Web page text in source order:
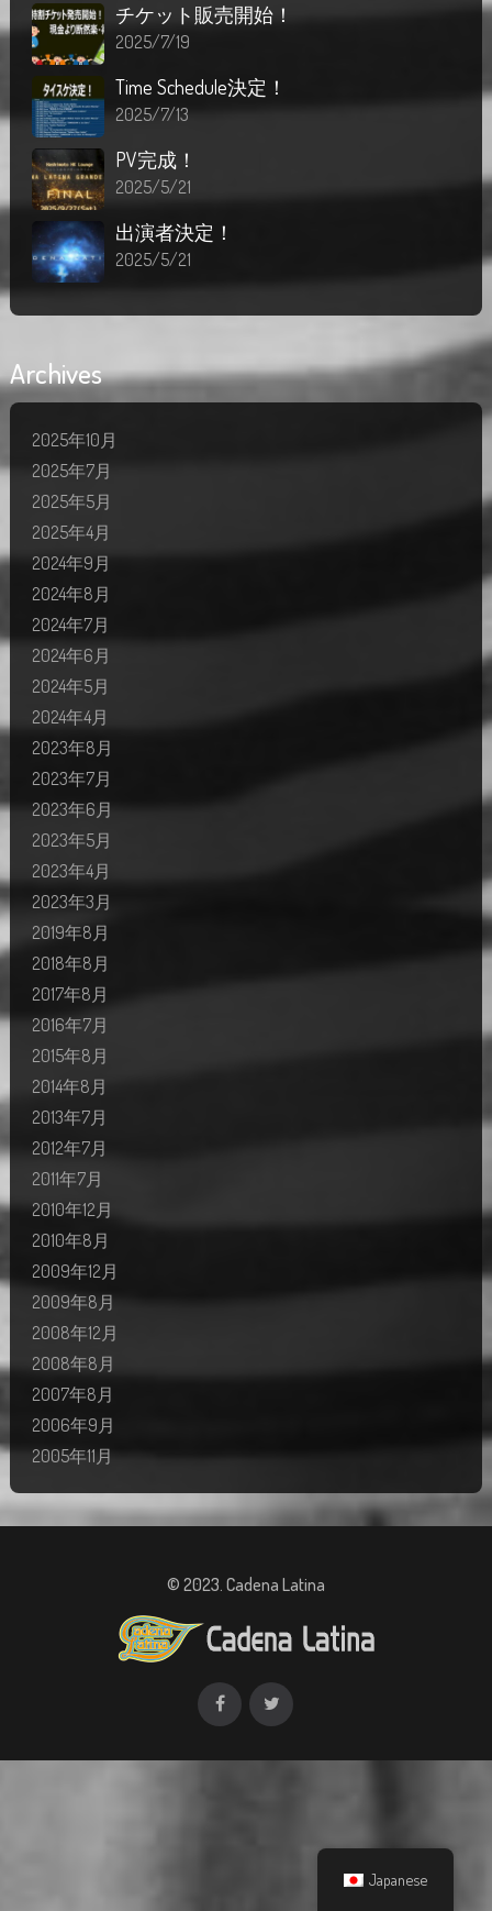
チケット販売開始！
2025/7/19
Time Schedule決定！
2025/7/13
PV完成！
2025/5/21
出演者決定！
2025/5/21
Archives
2025年10月
2025年7月
2025年5月
2025年4月
2024年9月
2024年8月
2024年7月
2024年6月
2024年5月
2024年4月
2023年8月
2023年7月
2023年6月
2023年5月
2023年4月
2023年3月
2019年8月
2018年8月
2017年8月
2016年7月
2015年8月
2014年8月
2013年7月
2012年7月
2011年7月
2010年12月
2010年8月
2009年12月
2009年8月
2008年12月
2008年8月
2007年8月
2006年9月
2005年11月
© 2023. Cadena Latina
Japanese